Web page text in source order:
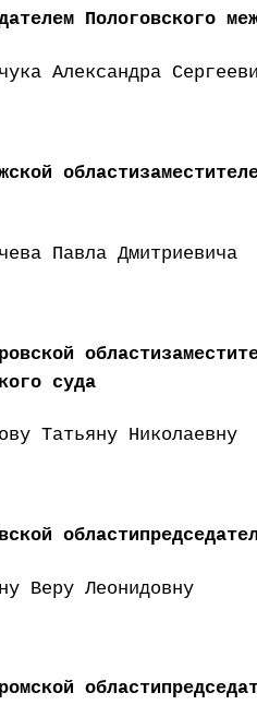
Пологовского
Александра
Павла Дмитриевича
суда
Татьяну Николаевну
Веру Леонидовну